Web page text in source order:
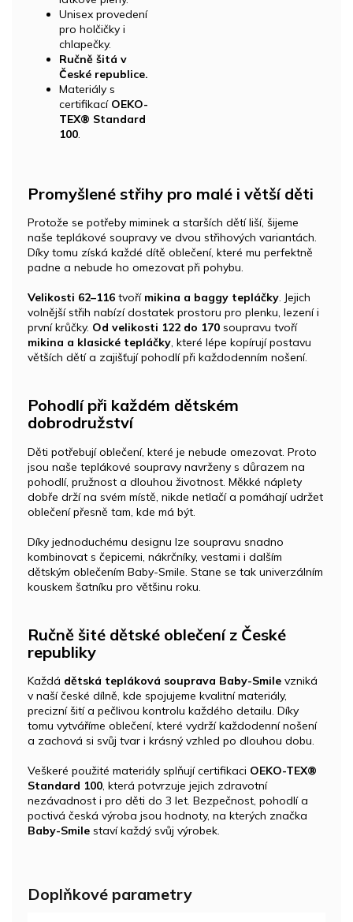
Unisex provedení
pro holčičky i
chlapečky.
Ručně šitá v
České republice.
Materiály s
certifikací OEKO-
TEX® Standard
100.
Promyšlené střihy pro malé i větší děti
Protože se potřeby miminek a starších dětí liší, šijeme
naše teplákové soupravy ve dvou střihových variantách.
Díky tomu získá každé dítě oblečení, které mu perfektně
padne a nebude ho omezovat při pohybu.
Velikosti 62–116 tvoří mikina a baggy tepláčky. Jejich
volnější střih nabízí dostatek prostoru pro plenku, lezení i
první krůčky. Od velikosti 122 do 170 soupravu tvoří
mikina a klasické tepláčky, které lépe kopírují postavu
větších dětí a zajišťují pohodlí při každodenním nošení.
Pohodlí při každém dětském
dobrodružství
Děti potřebují oblečení, které je nebude omezovat. Proto
jsou naše teplákové soupravy navrženy s důrazem na
pohodlí, pružnost a dlouhou životnost. Měkké náplety
dobře drží na svém místě, nikde netlačí a pomáhají udržet
oblečení přesně tam, kde má být.
Díky jednoduchému designu lze soupravu snadno
kombinovat s čepicemi, nákrčníky, vestami i dalším
dětským oblečením Baby-Smile. Stane se tak univerzálním
kouskem šatníku pro většinu roku.
Ručně šité dětské oblečení z České
republiky
Každá dětská tepláková souprava Baby-Smile vzniká
v naší české dílně, kde spojujeme kvalitní materiály,
precizní šití a pečlivou kontrolu každého detailu. Díky
tomu vytváříme oblečení, které vydrží každodenní nošení
a zachová si svůj tvar i krásný vzhled po dlouhou dobu.
Veškeré použité materiály splňují certifikaci OEKO-TEX®
Standard 100, která potvrzuje jejich zdravotní
nezávadnost i pro děti do 3 let. Bezpečnost, pohodlí a
poctivá česká výroba jsou hodnoty, na kterých značka
Baby-Smile staví každý svůj výrobek.
Doplňkové parametry